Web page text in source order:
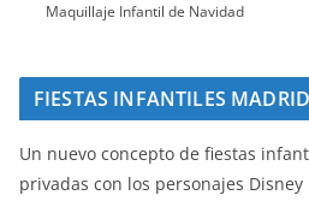
Maquillaje Infantil de Navidad
FIESTAS INFANTILES MADRID
Un nuevo concepto de fiestas
privadas con los personajes